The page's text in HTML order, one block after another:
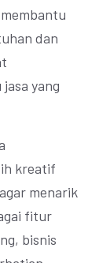
dan
yang
kreatif
menarik
fitur
bisnis